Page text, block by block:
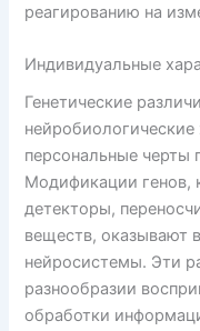
реагированию на
Индивидуальные
Генетические
персональные черты
Модификации
детекторы,
веществ, оказывают
нейросистемы. Эти
разнообразии
обработки